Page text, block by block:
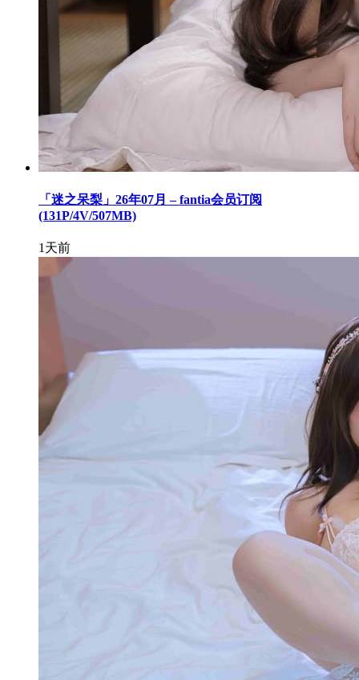
「迷之呆梨」26年07月 – fantia会员订阅
(131P/4V/507MB)
1天前